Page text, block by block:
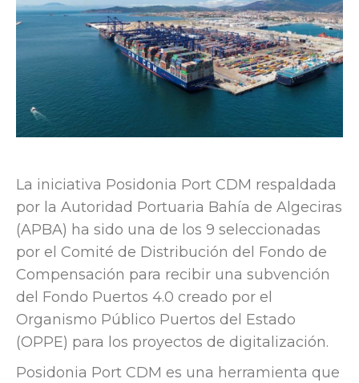
La iniciativa Posidonia Port CDM respaldada
por la Autoridad Portuaria Bahía de Algeciras
(APBA) ha sido una de los 9 seleccionadas
por el Comité de Distribución del Fondo de
Compensación para recibir una subvención
del Fondo Puertos 4.0 creado por el
Organismo Público Puertos del Estado
(OPPE) para los proyectos de digitalización.
Posidonia Port CDM es una herramienta que